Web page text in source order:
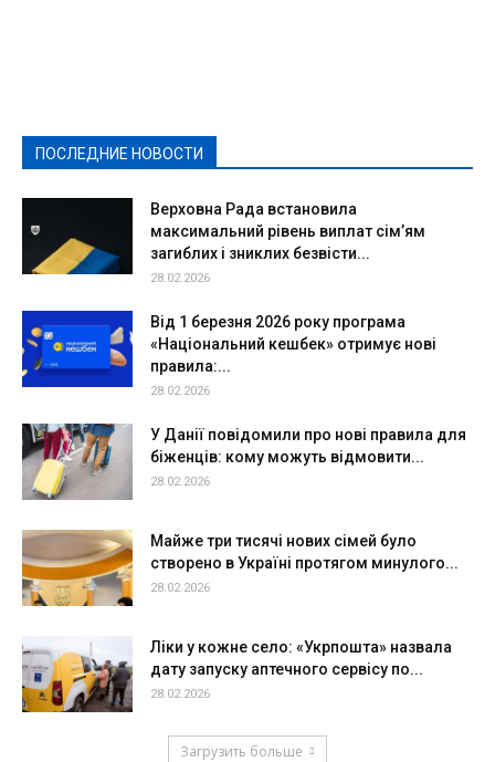
ПОСЛЕДНИЕ НОВОСТИ
Верховна Рада встановила
максимальний рівень виплат сім’ям
загиблих і зниклих безвісти...
28.02.2026
Від 1 березня 2026 року програма
«Національний кешбек» отримує нові
правила:...
28.02.2026
У Данії повідомили про нові правила для
біженців: кому можуть відмовити...
28.02.2026
Майже три тисячі нових сімей було
створено в Україні протягом минулого...
28.02.2026
Ліки у кожне село: «Укрпошта» назвала
дату запуску аптечного сервісу по...
28.02.2026
Загрузить больше